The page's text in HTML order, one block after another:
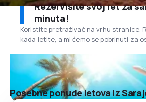
Rezervišite svoj let za
minuta!
Koristite pretraživač na vrhu stranice.
kada letite, a mi ćemo se pobrinuti za
Posebne ponude letova iz